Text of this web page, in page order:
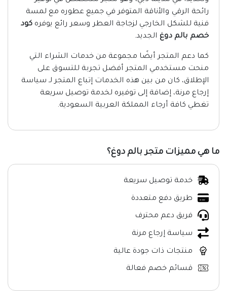
رائحة الرقي والأناقة المتوفر في جميع عطوره مع لمسة
فنية للشكل الخارجي لزجاجة العطر وسعر رائع يوفره كود
خصم بالم دوغ الجديد.
كما دعم المتجر أيضًا مجموعة من خدمات الشراء التي
منحت مستخدمي المتجر أفضل تجربة للتسوق على
الإطلاق، كان من بين هذه الخدمات إتباع المتجر لـ سياسة
إرجاع مرنة، إضافة إلى توفيره لخدمة توصيل سريعة
تغطي كافة أرجاء المملكة العربية السعودية.
ما هي مميزات متجر بالم دوغ؟
خدمة توصيل سريعة
طريق دفع متعددة
فريق دعم محترف
سياسة إرجاع مرنة
منتجات ذات جودة عالية
قسائم خصم فعالة